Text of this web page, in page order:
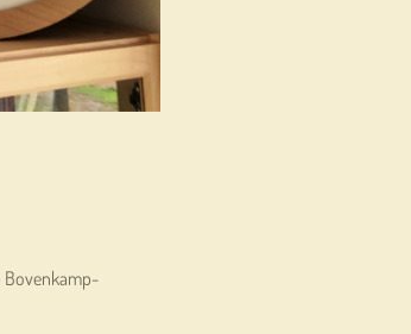
Bovenkamp-